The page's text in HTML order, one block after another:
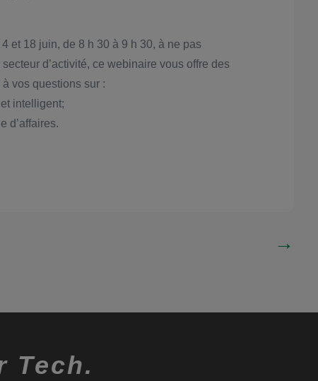
et 18 juin, de 8 h 30 à 9 h 30, à ne pas
d’activité, ce webinaire vous offre des
vos questions sur :
intelligent;
d’affaires.
→
Tech.